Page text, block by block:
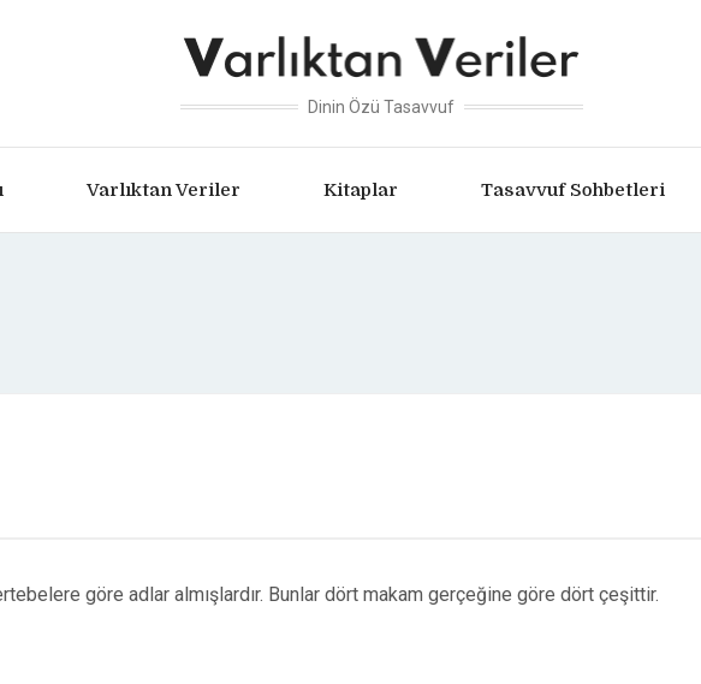
Dinin Özü Tasavvuf
Varlıktan Veriler Kitaplar Tasavvuf Sohbetleri
göre adlar almışlardır. Bunlar dört makam gerçeğine göre dört çeşittir.